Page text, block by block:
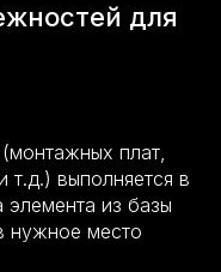
для
плат,
выполняется в
элемента из базы
нужное место